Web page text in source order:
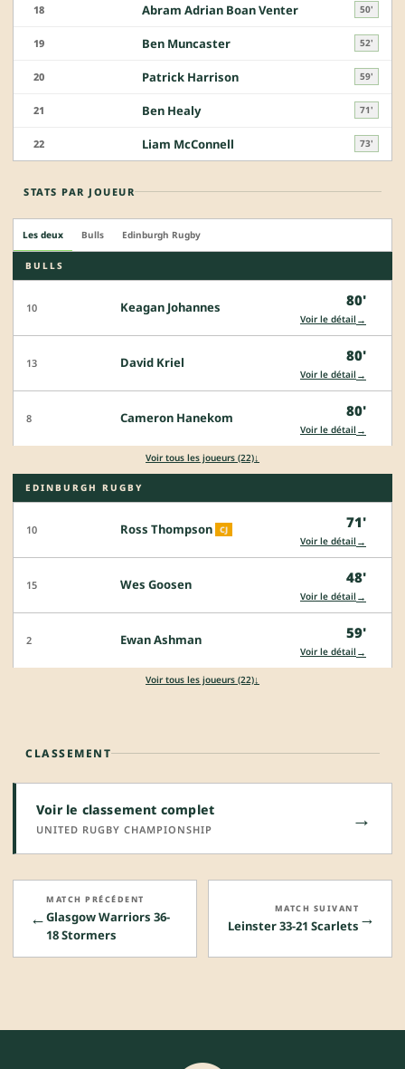
18 Abram Adrian Boan Venter 50'
19 Ben Muncaster 52'
20 Patrick Harrison 59'
21 Ben Healy 71'
22 Liam McConnell 73'
STATS PAR JOUEUR
Les deux Bulls Edinburgh Rugby
BULLS
10 Keagan Johannes 80'
Voir le détail →
13 David Kriel 80'
Voir le détail →
8 Cameron Hanekom 80'
Voir le détail →
Voir tous les joueurs (22)↓
EDINBURGH RUGBY
10 Ross Thompson CJ 71'
Voir le détail →
15 Wes Goosen 48'
Voir le détail →
2 Ewan Ashman 59'
Voir le détail →
Voir tous les joueurs (22)↓
CLASSEMENT
Voir le classement complet
UNITED RUGBY CHAMPIONSHIP →
←
MATCH PRÉCÉDENT
Glasgow Warriors 36-
18 Stormers
→
MATCH SUIVANT
Leinster 33-21 Scarlets